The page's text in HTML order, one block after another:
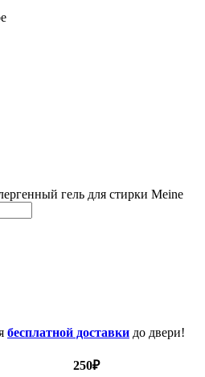
гель для стирки Meine
бесплатной доставки до двери!
250₽